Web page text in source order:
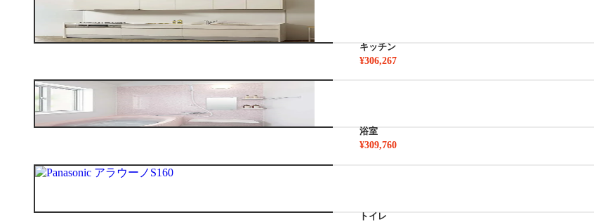
キッチン
¥306,267
浴室
¥309,760
トイレ